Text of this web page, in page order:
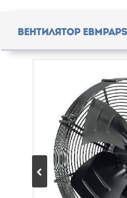
Вентилятор